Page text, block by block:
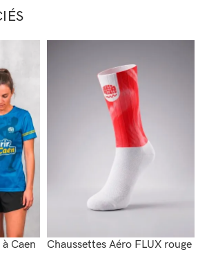
Caen Chaussettes Aéro FLUX rouge